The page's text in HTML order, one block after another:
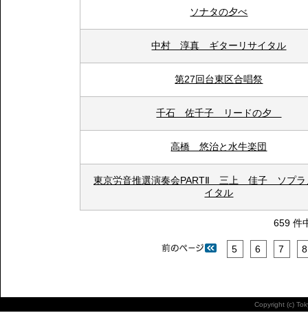
ソナタの夕べ
中村 淳真 ギターリサイタル
第27回台東区合唱祭
千石 佐千子 リードの夕
高橋 悠治と水牛楽団
東京労音推選演奏会PARTⅡ 三上 佳子 ソプラ
イタル
659 件
5 6 7 8
Copyright (c)